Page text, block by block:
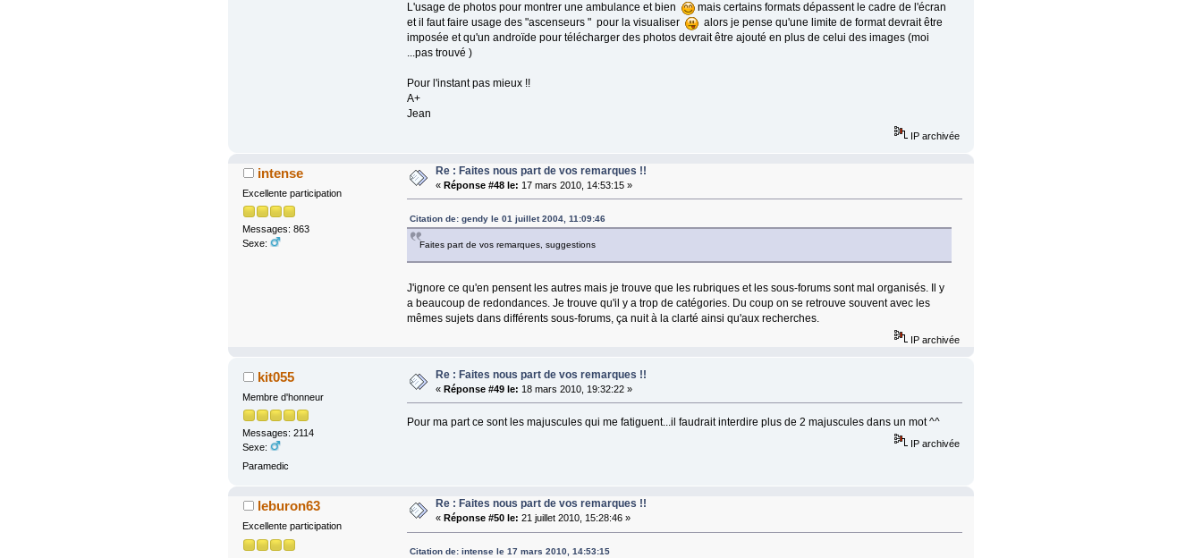
L'usage de photos pour montrer une ambulance et bien
mais certains formats dépassent le cadre de l'écran
et il faut faire usage des "ascenseurs " pour la visualiser
alors je pense qu'une limite de format devrait être
imposée et qu'un androïde pour télécharger des photos devrait être ajouté en plus de celui des images (moi
...pas trouvé )
Pour l'instant pas mieux !!
A+
Jean
IP archivée
intense
Excellente participation
Messages: 863
Sexe:
Re : Faites nous part de vos remarques !!
«Réponse #48 le: 17 mars 2010, 14:53:15 »
Citation de: gendy le 01 juillet 2004, 11:09:46
Faites part de vos remarques, suggestions
J'ignore ce qu'en pensent les autres mais je trouve que les rubriques et les sous-forums sont mal organisés. Il y
a beaucoup de redondances. Je trouve qu'il y a trop de catégories. Du coup on se retrouve souvent avec les
mêmes sujets dans différents sous-forums, ça nuit à la clarté ainsi qu'aux recherches.
IP archivée
kit055
Membre d'honneur
Messages: 2114
Sexe:
Paramedic
Re : Faites nous part de vos remarques !!
«Réponse #49 le: 18 mars 2010, 19:32:22 »
Pour ma part ce sont les majuscules qui me fatiguent...il faudrait interdire plus de 2 majuscules dans un mot ^^
IP archivée
leburon63
Excellente participation
Re : Faites nous part de vos remarques !!
« Réponse #50 le: 21 juillet 2010, 15:28:46 »
Citation de: intense le 17 mars 2010, 14:53:15